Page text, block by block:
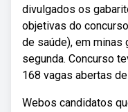
divulgados os
objetivas do
de saúde), em minas
segunda. Concurso
168 vagas abertas
Webos candidatos